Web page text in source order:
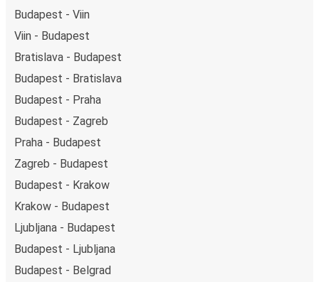
Budapest - Viin
Viin - Budapest
Bratislava - Budapest
Budapest - Bratislava
Budapest - Praha
Budapest - Zagreb
Praha - Budapest
Zagreb - Budapest
Budapest - Krakow
Krakow - Budapest
Ljubljana - Budapest
Budapest - Ljubljana
Budapest - Belgrad